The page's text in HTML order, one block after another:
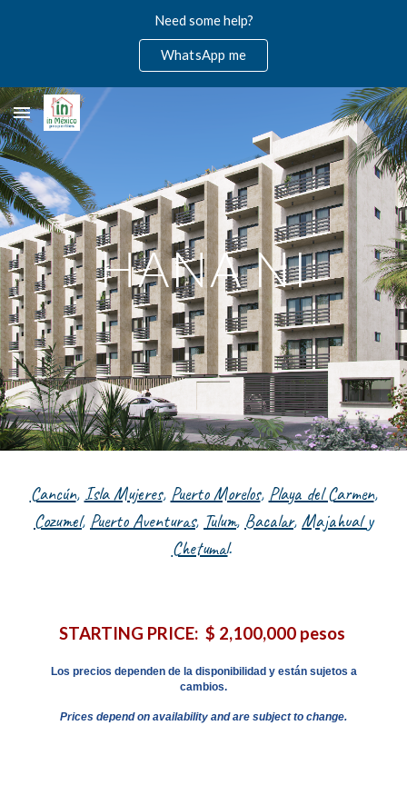
Need some help?
WhatsApp me
HANA NI
Cancún, Isla Mujeres, Puerto Morelos, Playa del Carmen,
Cozumel, Puerto Aventuras, Tulum, Bacalar, Majahualy
Chetumal.
STARTING PRICE: $ 2,100,000 pesos
Los precios dependen de la disponibilidad y están sujetos a
cambios.
Prices depend on availability and are subject to change.